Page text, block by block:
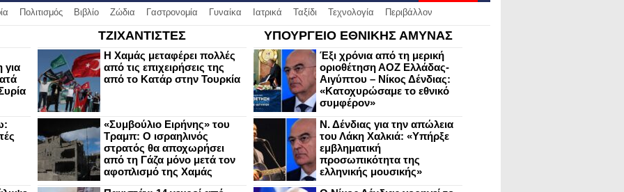
Πολιτισμός Βιβλίο Ζώδια Γαστρονομία Γυναίκα Ιατρικά Ταξίδι Τεχνολογία Περιβάλλον
για
ΤΖΙΧΑΝΤΙΣΤΕΣ
Η Χαμάς μεταφέρει πολλές
από τις επιχειρήσεις της
από το Κατάρ στην Τουρκία
«Συμβούλιο Ειρήνης» του
Τραμπ: Ο ισραηλινός
στρατός θα αποχωρήσει
από τη Γάζα μόνο μετά τον
αφοπλισμό της Χαμάς
ΥΠΟΥΡΓΕΙΟ ΕΘΝΙΚΗΣ ΑΜΥΝΑΣ
Έξι χρόνια από τη μερική
οριοθέτηση ΑΟΖ Ελλάδας-
Αιγύπτου – Νίκος Δένδιας:
«Κατοχυρώσαμε το εθνικό
συμφέρον»
Ν. Δένδιας για την απώλεια
του Λάκη Χαλκιά: «Υπήρξε
εμβληματική
προσωπικότητα της
ελληνικής μουσικής»